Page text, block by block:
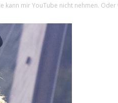
kann mir YouTube nicht nehmen.